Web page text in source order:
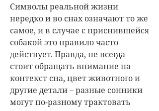
Символы реальной жизни
нередко и во снах означают то же
самое, и в случае с приснившейся
собакой это правило часто
действует. Правда, не всегда –
стоит обращать внимание на
контекст сна, цвет животного и
другие детали – разные сонники
могут по-разному трактовать